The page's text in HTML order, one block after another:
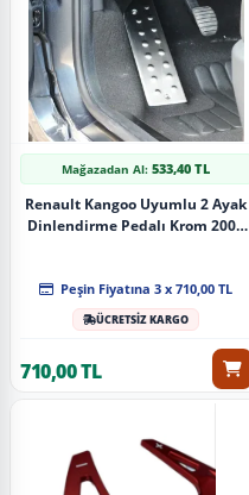
Mağazadan Al:533,40 TL
Renault Kangoo Uyumlu 2 Ayak
Dinlendirme Pedalı Krom 2008
Peşin Fiyatına 3 x 710,00 TL
ÜCRETSİZ KARGO
710,00 TL